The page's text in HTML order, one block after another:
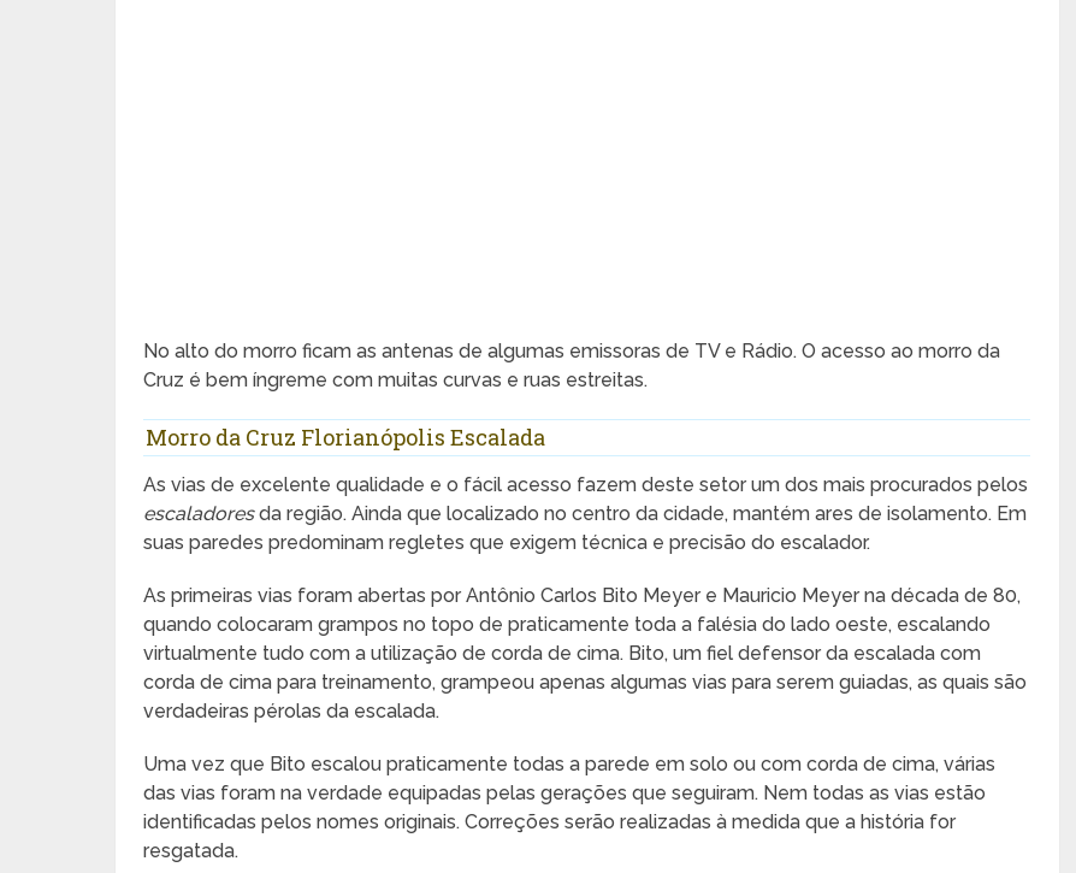
No alto do morro ficam as antenas de algumas emissoras de TV e Rádio. O acesso ao morro da
Cruz é bem íngreme com muitas curvas e ruas estreitas.
Morro da Cruz Florianópolis Escalada
As vias de excelente qualidade e o fácil acesso fazem deste setor um dos mais procurados pelos
escaladoresda região. Ainda que localizado no centro da cidade, mantém ares de isolamento. Em
suas paredes predominam regletes que exigem técnica e precisão do escalador.
As primeiras vias foram abertas por Antônio Carlos Bito Meyer e Mauricio Meyer na década de 80,
quando colocaram grampos no topo de praticamente toda a falésia do lado oeste, escalando
virtualmente tudo com a utilização de corda de cima. Bito, um fiel defensor da escalada com
corda de cima para treinamento, grampeou apenas algumas vias para serem guiadas, as quais são
verdadeiras pérolas da escalada.
Uma vez que Bito escalou praticamente todas a parede em solo ou com corda de cima, várias
das vias foram na verdade equipadas pelas gerações que seguiram. Nem todas as vias estão
identificadas pelos nomes originais. Correções serão realizadas à medida que a história for
resgatada.